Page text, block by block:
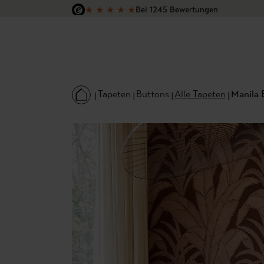
Hauptinhalt springen
Zur Suche springen
Zur Hauptnavigation springen
★ ★ ★ ★ ★Bei 1245 Bewertungen
Tapeten Buttons Alle Tapeten Manila